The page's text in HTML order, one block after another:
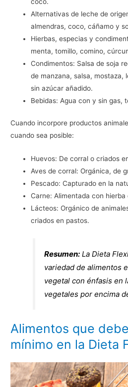
Alternativas de leche de
almendras, coco, cáñamo y
Hierbas, especias y
menta, tomillo, comino,
Condimentos: Salsa de soja
de manzana, salsa,
sin azúcar añadido.
Bebidas: Agua con y sin gas,
Cuando incorpore productos
cuando sea posible:
Huevos: De corral o criados
Aves de corral: Orgánica, de
Pescado: Capturado en la
Carne: Alimentada con
Lácteos: Orgánico de
criados en pastos.
Resumen: La Dieta
variedad de alimentos
vegetal con énfasis en
vegetales por encima
Alimentos que
mínimo en la Dieta